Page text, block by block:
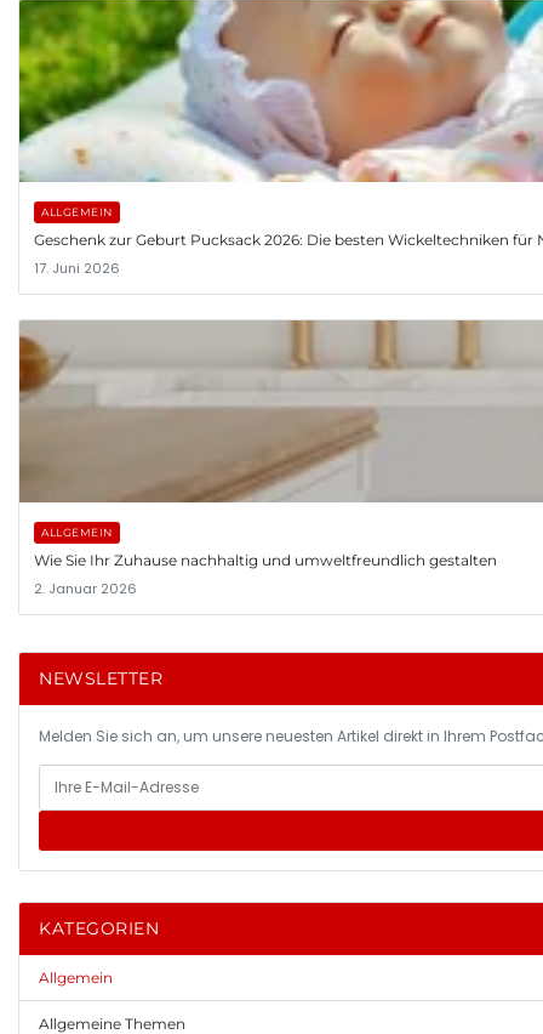
ALLGEMEIN
Geschenk zur Geburt Pucksack 2026: Die besten Wickeltechniken für
17. Juni 2026
ALLGEMEIN
Wie Sie Ihr Zuhause nachhaltig und umweltfreundlich gestalten
2. Januar 2026
NEWSLETTER
Melden Sie sich an, um unsere neuesten Artikel direkt in Ihrem
KATEGORIEN
Allgemein
Allgemeine Themen